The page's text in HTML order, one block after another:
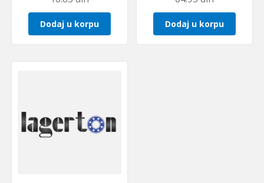
Dodaj u korpu Dodaj u korpu